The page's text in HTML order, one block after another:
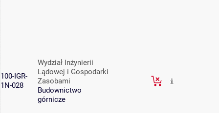
100-IGR-
1N-028
Wydział Inżynierii
Lądowej i Gospodarki
Zasobami
Budownictwo
górnicze